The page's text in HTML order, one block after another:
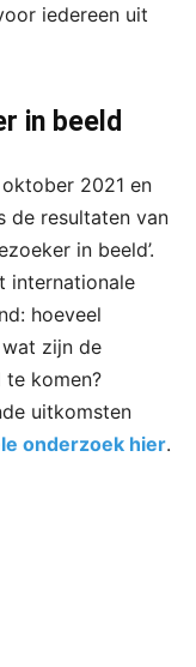
iedereen uit
in beeld
2021 en
de resultaten van
in beeld’.
internationale
hoeveel
zijn de
te komen?
uitkomsten
onderzoek hier.